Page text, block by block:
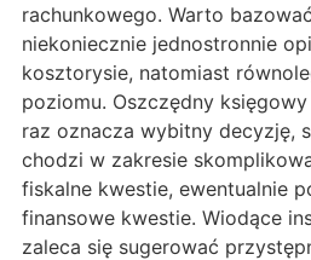
rachunkowego. Warto
niekoniecznie jednostronnie
kosztorysie, natomiast
poziomu. Oszczędny
raz oznacza wybitny decyzję,
chodzi w zakresie
fiskalne kwestie, ewentualnie
finansowe kwestie. Wiodące
zaleca się sugerować